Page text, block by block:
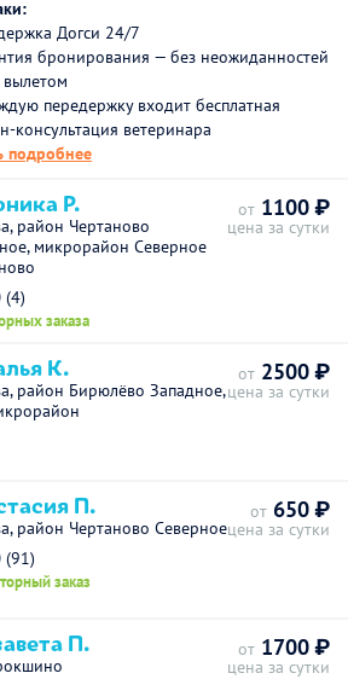
Догси 24/7
бронирования — без неожиданностей
передержку входит бесплатная
консультация ветеринара
подробнее
Р.
район Чертаново
микрорайон Северное
(4)
заказа
от 1100 ₽
цена за сутки
К.
район Бирюлёво Западное,
от 2500 ₽
цена за сутки
П.
район Чертаново Северное
(91)
заказ
от 650 ₽
цена за сутки
П. от 1700 ₽
цена за сутки